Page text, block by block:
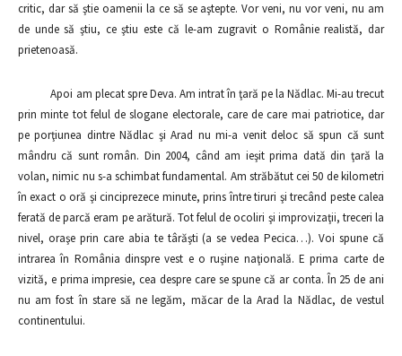
critic, dar să ştie oamenii la ce să se aştepte. Vor veni, nu vor veni, nu am
de unde să ştiu, ce ştiu este că le-am zugravit o Românie realistă, dar
prietenoasă.
Apoi am plecat spre Deva. Am intrat în ţară pe la Nădlac. Mi-au trecut
prin minte tot felul de slogane electorale, care de care mai patriotice, dar
pe porţiunea dintre Nădlac şi Arad nu mi-a venit deloc să spun că sunt
mândru că sunt român. Din 2004, când am ieşit prima dată din ţară la
volan, nimic nu s-a schimbat fundamental. Am străbătut cei 50 de kilometri
în exact o oră şi cinciprezece minute, prins între tiruri şi trecând peste calea
ferată de parcă eram pe arătură. Tot felul de ocoliri şi improvizaţii, treceri la
nivel, oraşe prin care abia te târăşti (a se vedea Pecica…). Voi spune că
intrarea în România dinspre vest e o ruşine naţională. E prima carte de
vizită, e prima impresie, cea despre care se spune că ar conta. În 25 de ani
nu am fost în stare să ne legăm, măcar de la Arad la Nădlac, de vestul
continentului.